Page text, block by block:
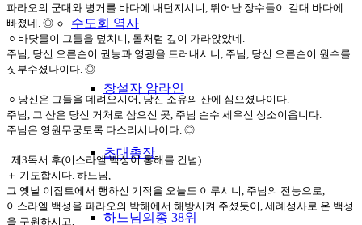
수도회 역사
창설자 암라인
초대총장
하느님의종 38위
파라오의 군대와 병거를 바다에 내던지시니, 뛰어난 장수들이 갈대 바다에
빠졌네. ◎
○ 바닷물이 그들을 덮치니, 돌처럼 깊이 가라앉았네.
주님, 당신 오른손이 권능과 영광을 드러내시니, 주님, 당신 오른손이 원수를
짓부수셨나이다. ◎
○ 당신은 그들을 데려오시어, 당신 소유의 산에 심으셨나이다.
주님, 그 산은 당신 거처로 삼으신 곳, 주님 손수 세우신 성소이옵니다.
주님은 영원무궁토록 다스리시나이다. ◎
제3독서 후(이스라엘 백성이 홍해를 건넘)
＋ 기도합시다. 하느님,
그 옛날 이집트에서 행하신 기적을 오늘도 이루시니, 주님의 전능으로,
이스라엘 백성을 파라오의 박해에서 해방시켜 주셨듯이, 세례성사로 온 백성
을 구원하시고,